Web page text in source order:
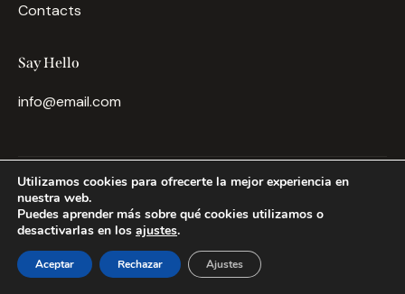
Contacts
Say Hello
info@email.com
ThemeREX© {{Y}}. All rights reserved.
Utilizamos cookies para ofrecerte la mejor experiencia en
nuestra web.
Puedes aprender más sobre qué cookies utilizamos o
desactivarlas en los ajustes.
Aceptar Rechazar Ajustes